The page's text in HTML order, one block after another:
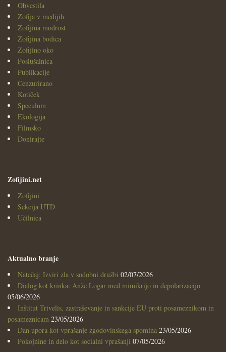
Obvestila
Zofija v medijih
Zofijina modrost
Zofijina bodica
Zofijino oko
Poslušalnica
Publikacije
Cenzurirano
Kotiček
Speculum
Ekologija
Filmsko
Donirajte
Zofijini.net
Zofijini
Sekcija UTD
Učilnica
Aktualno branje
Natečaj: Izviri zla v sodobni družbi 02/07/2026
Dialog kot krinka: Anže Logar med mimikrijo in depolarizacijo
05/06/2026
Inštitut Trivelis, zastraševanje in sankcije EU proti posameznikom in
posameznicam 23/05/2026
Dan upora kot vprašanje zgodovinskega spomina 23/05/2026
Pokojnine in delo kot socialni vprašanji 07/05/2026